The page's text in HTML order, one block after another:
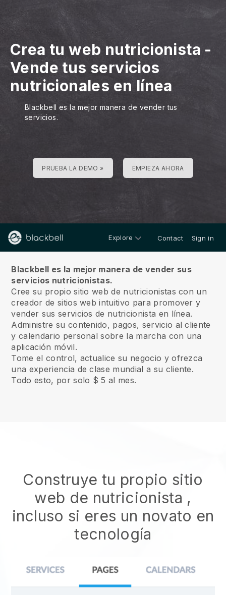
Crea tu web nutricionista -
Vende tus servicios
nutricionales en línea
Blackbell es la mejor manera de vender tus
servicios.
PRUEBA LA DEMO » EMPIEZA AHORA
Explore Contact Sign in
Blackbell es la mejor manera de vender sus
servicios nutricionistas.
Cree su propio sitio web de nutricionistas con un
creador de sitios web intuitivo para promover y
vender sus servicios de nutricionista en línea.
Administre su contenido, pagos, servicio al cliente
y calendario personal sobre la marcha con una
aplicación móvil.
Tome el control, actualice su negocio y ofrezca
una experiencia de clase mundial a su cliente.
Todo esto, por solo $ 5 al mes.
Construye tu propio sitio
web de nutricionista ,
incluso si eres un novato en
tecnología